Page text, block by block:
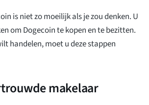
is niet zo moeilijk als je zou denken. U
om Dogecoin te kopen en te bezitten.
handelen, moet u deze stappen
makelaar